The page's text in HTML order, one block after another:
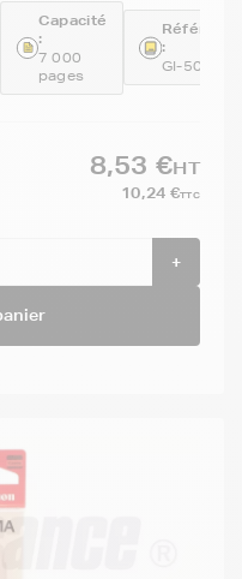
Capacité
:
7 000
pages
:
GI-50Y
8,53 €HT
10,24 €TTC
+